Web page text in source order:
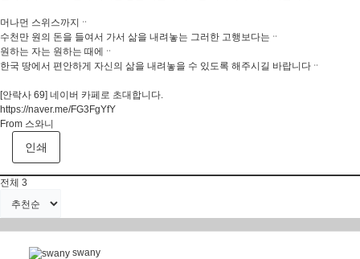
머나먼 스위스까지ᆢ
수천만 원의 돈을 들여서 가서 삶을 내려놓는 그러한 고행보다는ᆢ
원하는 자는 원하는 때에ᆢ
한국 땅에서 편안하게 자신의 삶을 내려놓을 수 있도록 해주시길 바랍니다ᆢ
[안락사 69] 네이버 카페로 초대합니다.
https://naver.me/FG3FgYfY
From 스와니
인쇄
전체 3
swany